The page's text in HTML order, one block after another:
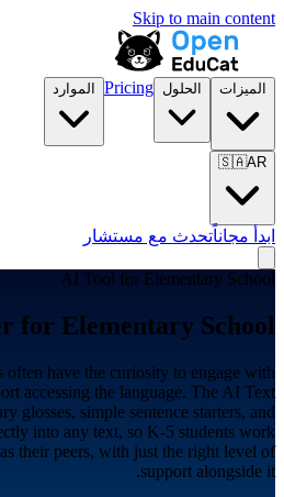
Skip to main content
الميزات الحلول Pricing الموارد
🇸🇦AR
ابدأ مجاناًتحدث مع مستشار
AI Tool for Elementary School
for Elementary School
often have the curiosity to engage with
accessing the language. The AI Text
glosses, simple sentence starters, and
into any text, so K-5 students work
their peers, with just the right level of
support alongside it.